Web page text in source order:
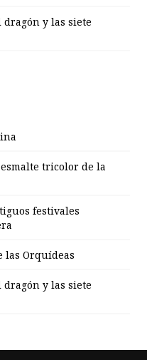
y las siete
tricolor de la
festivales
las Orquídeas
y las siete